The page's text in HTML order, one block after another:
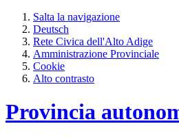
Salta la navigazione
Deutsch
Rete Civica dell'Alto Adige
Amministrazione Provinciale
Cookie
Alto contrasto
Provincia